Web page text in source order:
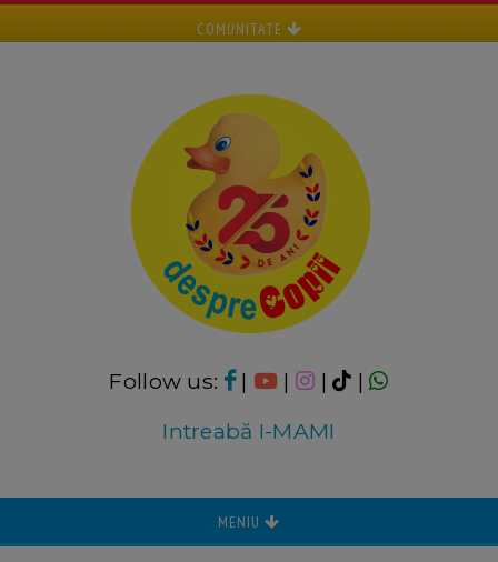
COMUNITATE
Follow us: | | |
|
Intreabă I-MAMI
MENIU